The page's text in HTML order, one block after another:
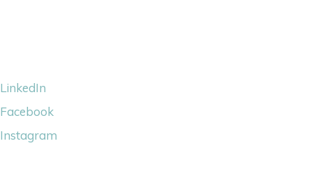
LinkedIn
Facebook
Instagram